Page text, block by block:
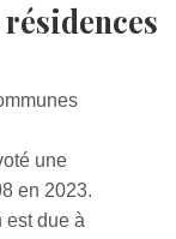
une
en 2023.
est due à